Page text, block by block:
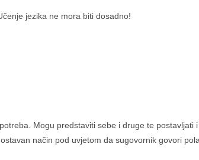
jezika ne mora biti dosadno!
Mogu predstaviti sebe i druge te postavljati
način pod uvjetom da sugovornik govori